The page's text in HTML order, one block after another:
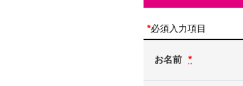
*必須入力項目
お名前 *